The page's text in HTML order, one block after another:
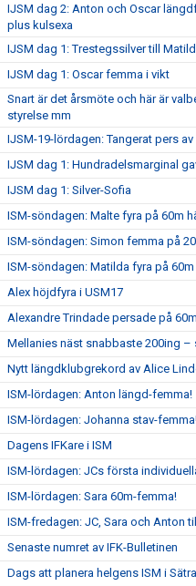
IJSM dag 2: Anton och Oscar
plus kulsexa
IJSM dag 1: Trestegssilver till
IJSM dag 1: Oscar femma i vikt
Snart är det årsmöte och här är
styrelse mm
IJSM-19-lördagen: Tangerat pers
IJSM dag 1: Hundradelsmarginal
IJSM dag 1: Silver-Sofia
ISM-söndagen: Malte fyra på 60m
ISM-söndagen: Simon femma på
ISM-söndagen: Matilda fyra på 60m
Alex höjdfyra i USM17
Alexandre Trindade persade på
Mellanies näst snabbaste 200ing –
Nytt längdklubgrekord av Alice
ISM-lördagen: Anton längd-femma!
ISM-lördagen: Johanna stav-femma!
Dagens IFKare i ISM
ISM-lördagen: JCs första
ISM-lördagen: Sara 60m-femma!
ISM-fredagen: JC, Sara och Anton
Senaste numret av IFK-Bulletinen
Dags att planera helgens ISM i